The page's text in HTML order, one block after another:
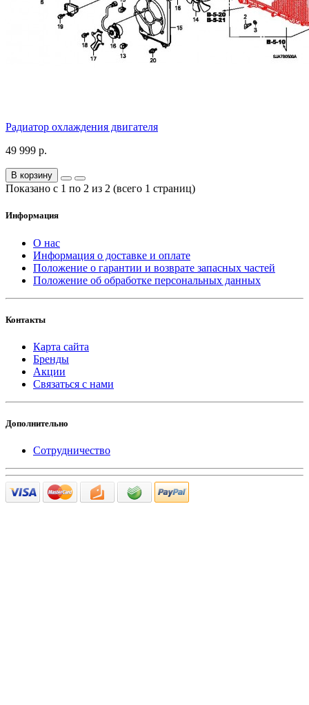
Радиатор охлаждения двигателя
49 999 р.
В корзину
Показано с 1 по 2 из 2 (всего 1 страниц)
Информация
О нас
Информация о доставке и оплате
Положение о гарантии и возврате запасных частей
Положение об обработке персональных данных
Контакты
Карта сайта
Бренды
Акции
Связаться с нами
Дополнительно
Сотрудничество